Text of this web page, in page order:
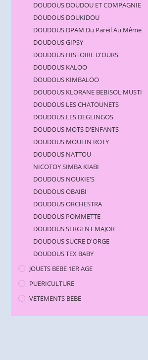
DOUDOUS DOUDOU ET COMPAGNIE
DOUDOUS DOUKIDOU
DOUDOUS DPAM Du Pareil Au Même
DOUDOUS GIPSY
DOUDOUS HISTOIRE D'OURS
DOUDOUS KALOO
DOUDOUS KIMBALOO
DOUDOUS KLORANE BEBISOL MUSTI
DOUDOUS LES CHATOUNETS
DOUDOUS LES DEGLINGOS
DOUDOUS MOTS D'ENFANTS
DOUDOUS MOULIN ROTY
DOUDOUS NATTOU
NICOTOY SIMBA KIABI
DOUDOUS NOUKIE'S
DOUDOUS OBAIBI
DOUDOUS ORCHESTRA
DOUDOUS POMMETTE
DOUDOUS SERGENT MAJOR
DOUDOUS SUCRE D'ORGE
DOUDOUS TEX BABY
JOUETS BEBE 1ER AGE
PUERICULTURE
VETEMENTS BEBE